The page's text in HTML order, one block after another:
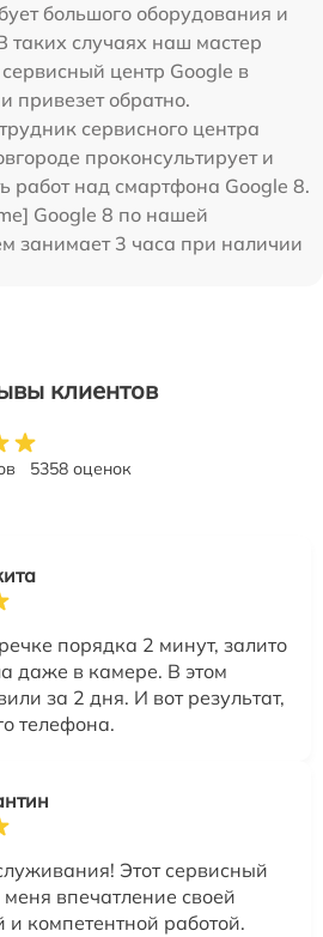
большого оборудования и
таких случаях наш мастер
центр Google в
привезет обратно.
сервисного центра
проконсультирует и
работ над смартфона Google 8.
Google 8 по нашей
занимает 3 часа при наличии
клиентов
5358 оценок
порядка 2 минут, залито
даже в камере. В этом
за 2 дня. И вот результат,
телефона.
Этот сервисный
впечатление своей
компетентной работой.